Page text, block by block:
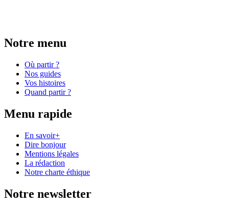
Notre menu
Où partir ?
Nos guides
Vos histoires
Quand partir ?
Menu rapide
En savoir+
Dire bonjour
Mentions légales
La rédaction
Notre charte éthique
Notre newsletter